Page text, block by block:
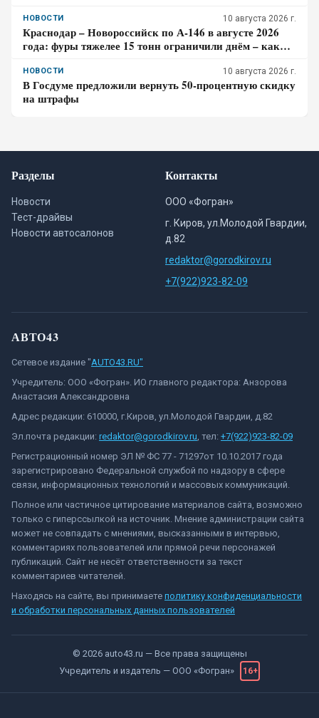
НОВОСТИ 10 августа 2026 г.
Краснодар – Новороссийск по А-146 в августе 2026
года: фуры тяжелее 15 тонн ограничили днём – как
НОВОСТИ 10 августа 2026 г.
В Госдуме предложили вернуть 50-процентную скидку
на штрафы
Разделы
Новости
Тест-драйвы
Новости автосалонов
Контакты
ООО «Фогран»
г. Киров, ул.Молодой Гвардии,
д.82
redaktor@gorodkirov.ru
+7(922)923-82-09
АВТО43
Сетевое издание "AUTO43.RU"
Учредитель: ООО «Фогран». ИО главного редактора: Анзорова
Анастасия Александровна
Адрес редакции: 610000, г.Киров, ул.Молодой Гвардии, д.82
Эл.почта редакции: redaktor@gorodkirov.ru, тел: +7(922)923-82-09
Регистрационный номер ЭЛ № ФС 77 - 71297от 10.10.2017 года
зарегистрировано Федеральной службой по надзору в сфере
связи, информационных технологий и массовых коммуникаций.
Полное или частичное цитирование материалов сайта, возможно
только с гиперссылкой на источник. Мнение администрации сайта
может не совпадать с мнениями, высказанными в интервью,
комментариях пользователей или прямой речи персонажей
публикаций. Сайт не несёт ответственности за текст
комментариев читателей.
Находясь на сайте, вы принимаете политику конфиденциальности
и обработки персональных данных пользователей
© 2026 auto43.ru — Все права защищены
Учредитель и издатель — ООО «Фогран» 16+